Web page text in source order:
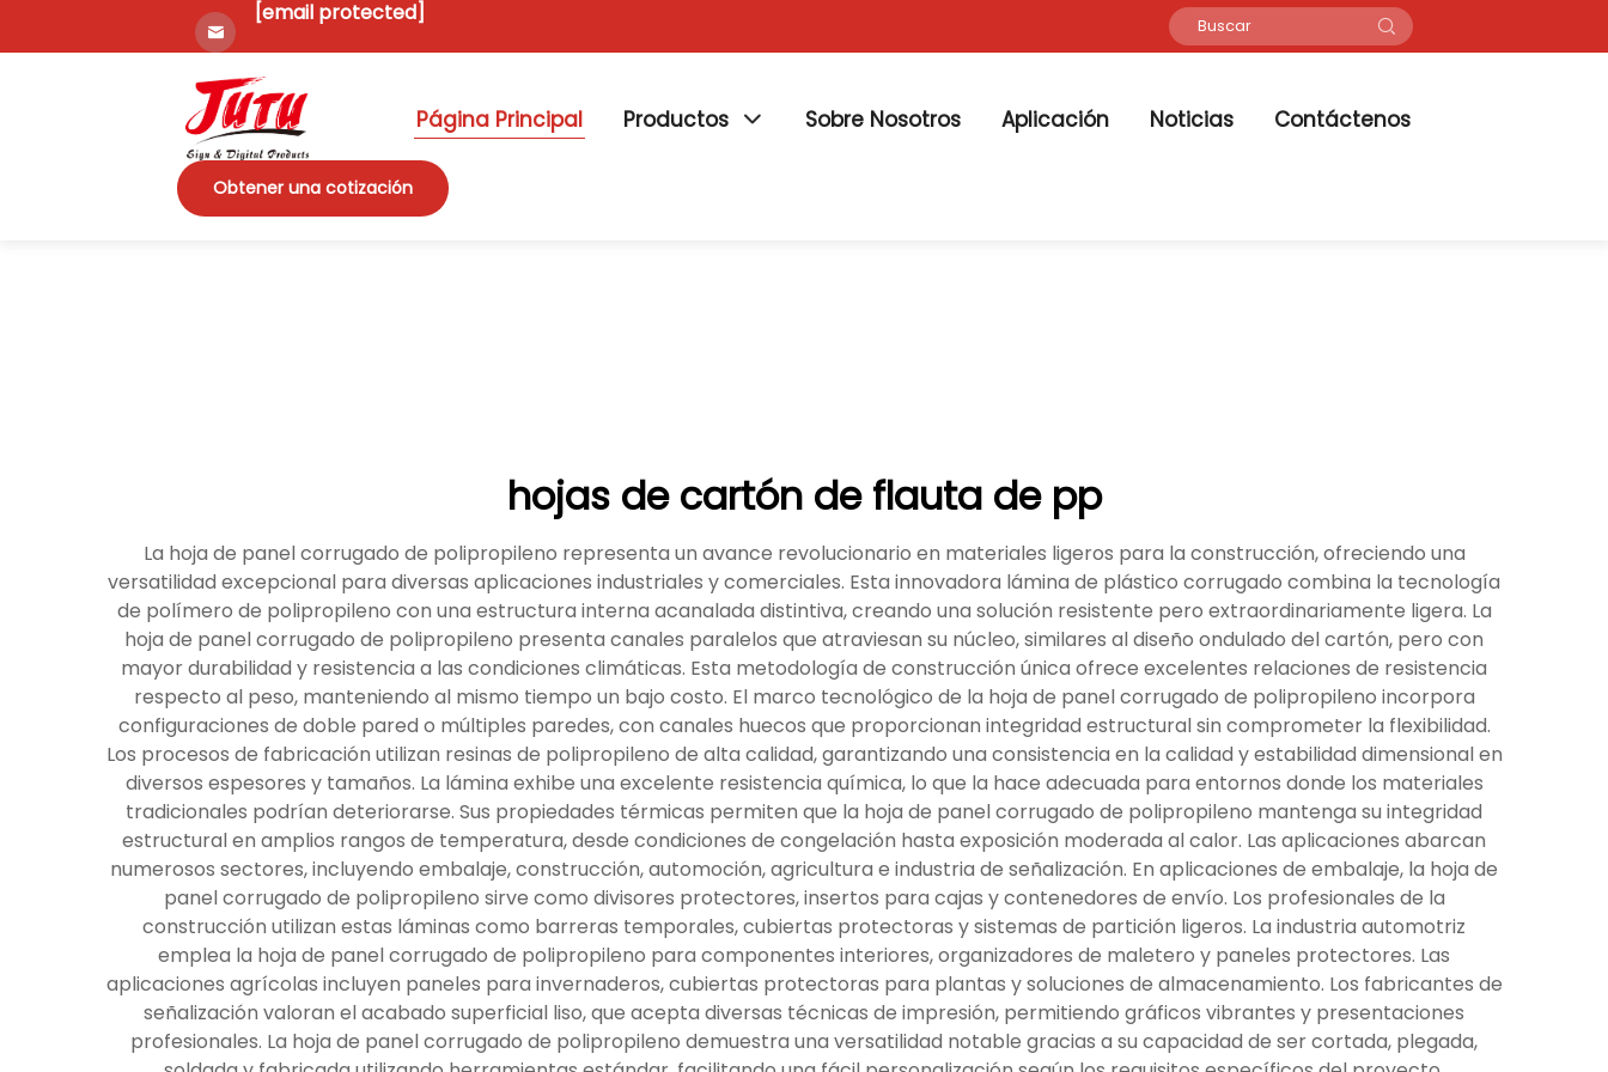
[email protected]
Página Principal Productos Sobre Nosotros Aplicación Noticias Contáctenos
Obtener una cotización
hojas de cartón de flauta de pp
La hoja de panel corrugado de polipropileno representa un avance revolucionario en materiales ligeros para la construcción, ofreciendo una
versatilidad excepcional para diversas aplicaciones industriales y comerciales. Esta innovadora lámina de plástico corrugado combina la tecnología
de polímero de polipropileno con una estructura interna acanalada distintiva, creando una solución resistente pero extraordinariamente ligera. La
hoja de panel corrugado de polipropileno presenta canales paralelos que atraviesan su núcleo, similares al diseño ondulado del cartón, pero con
mayor durabilidad y resistencia a las condiciones climáticas. Esta metodología de construcción única ofrece excelentes relaciones de resistencia
respecto al peso, manteniendo al mismo tiempo un bajo costo. El marco tecnológico de la hoja de panel corrugado de polipropileno incorpora
configuraciones de doble pared o múltiples paredes, con canales huecos que proporcionan integridad estructural sin comprometer la flexibilidad.
Los procesos de fabricación utilizan resinas de polipropileno de alta calidad, garantizando una consistencia en la calidad y estabilidad dimensional en
diversos espesores y tamaños. La lámina exhibe una excelente resistencia química, lo que la hace adecuada para entornos donde los materiales
tradicionales podrían deteriorarse. Sus propiedades térmicas permiten que la hoja de panel corrugado de polipropileno mantenga su integridad
estructural en amplios rangos de temperatura, desde condiciones de congelación hasta exposición moderada al calor. Las aplicaciones abarcan
numerosos sectores, incluyendo embalaje, construcción, automoción, agricultura e industria de señalización. En aplicaciones de embalaje, la hoja de
panel corrugado de polipropileno sirve como divisores protectores, insertos para cajas y contenedores de envío. Los profesionales de la
construcción utilizan estas láminas como barreras temporales, cubiertas protectoras y sistemas de partición ligeros. La industria automotriz
emplea la hoja de panel corrugado de polipropileno para componentes interiores, organizadores de maletero y paneles protectores. Las
aplicaciones agrícolas incluyen paneles para invernaderos, cubiertas protectoras para plantas y soluciones de almacenamiento. Los fabricantes de
señalización valoran el acabado superficial liso, que acepta diversas técnicas de impresión, permitiendo gráficos vibrantes y presentaciones
profesionales. La hoja de panel corrugado de polipropileno demuestra una versatilidad notable gracias a su capacidad de ser cortada, plegada,